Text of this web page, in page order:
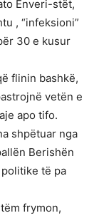
Enveri-stët,
, “infeksioni”
30 e kusur
flinin bashkë,
vetën e
apo tifo.
shpëtuar nga
Berishën
të pa
frymon,